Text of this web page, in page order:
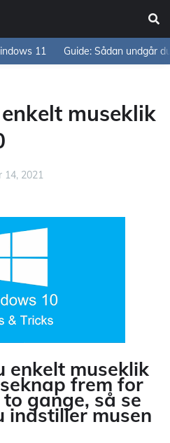
11 Guide: Sådan undgår
museklik
14, 2021
enkelt museklik
frem for
gange, så se
indstiller musen